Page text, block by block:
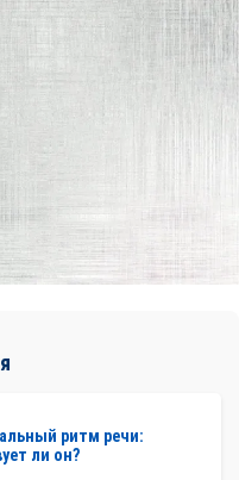
ритм речи:
ли он?